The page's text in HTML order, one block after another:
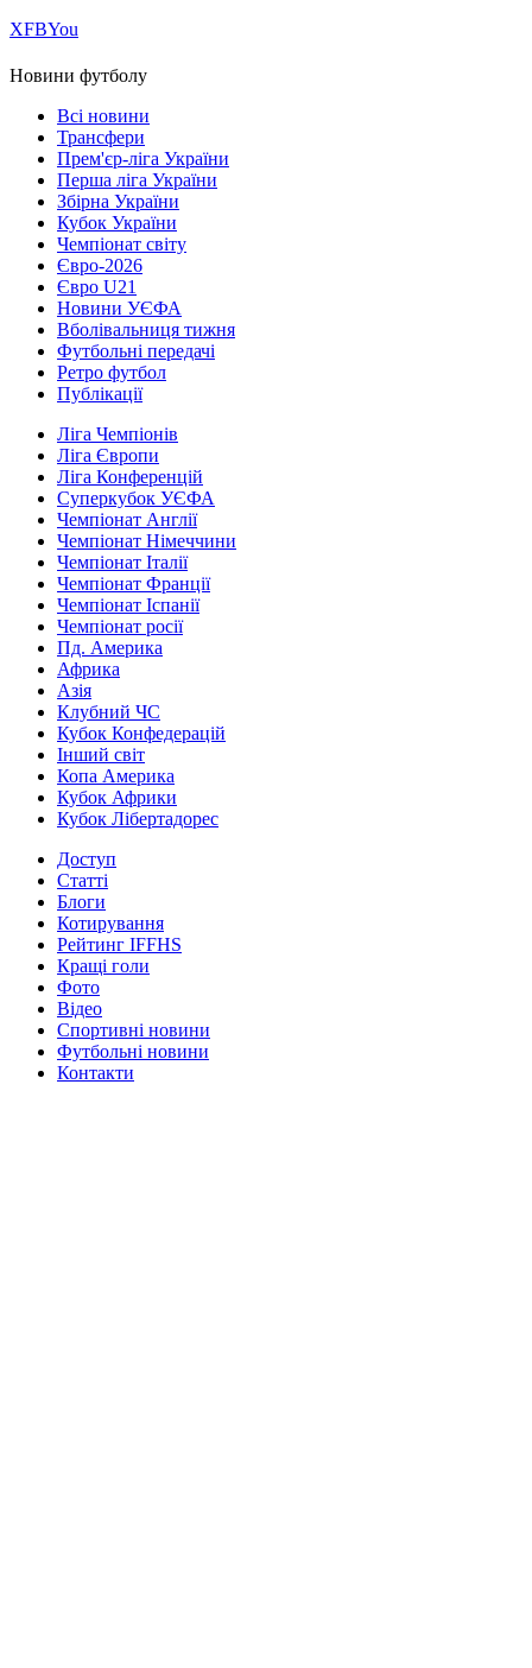
ХFBYou
Новини футболу
Всі новини
Трансфери
Прем'єр-ліга України
Перша ліга України
Збірна України
Кубок України
Чемпіонат світу
Євро-2026
Євро U21
Новини УЄФА
Вболівальниця тижня
Футбольні передачі
Ретро футбол
Публікації
Ліга Чемпіонів
Ліга Європи
Ліга Конференцій
Суперкубок УЄФА
Чемпіонат Англії
Чемпіонат Німеччини
Чемпіонат Італії
Чемпіонат Франції
Чемпіонат Іспанії
Чемпіонат росії
Пд. Америка
Африка
Азія
Клубний ЧС
Кубок Конфедерацій
Інший світ
Копа Америка
Кубок Африки
Кубок Лібертадорес
Доступ
Статті
Блоги
Котирування
Рейтинг IFFHS
Кращі голи
Фото
Відео
Спортивні новини
Футбольні новини
Контакти